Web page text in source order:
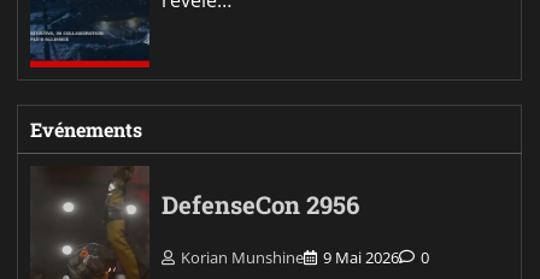
Evénements
DefenseCon 2956
Korian Munshine 9 Mai 2026 0